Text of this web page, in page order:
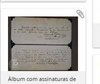
Álbum com assinaturas de